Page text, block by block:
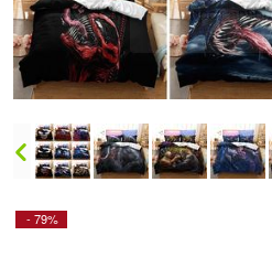
Doppelt
- 79%